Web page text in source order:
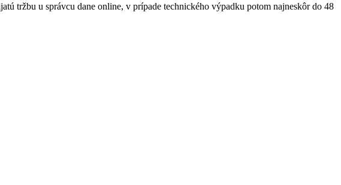
tržbu u správcu dane online, v prípade technického výpadku potom najneskôr do 48